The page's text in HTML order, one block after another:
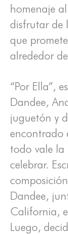
homenaje
disfrutar de
que
alrededor
“Por Ella”,
Dandee,
juguetón y
encontrado
todo vale la
celebrar.
Dandee,
California,
Luego,